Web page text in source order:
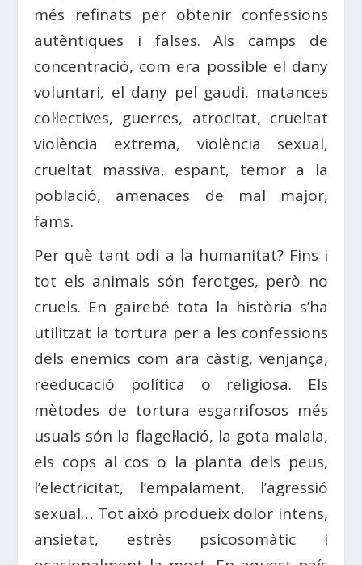
més refinats per obtenir confessions
autèntiques i falses. Als camps de
concentració, com era possible el dany
voluntari, el dany pel gaudi, matances
col·lectives, guerres, atrocitat, crueltat
violència extrema, violència sexual,
crueltat massiva, espant, temor a la
població, amenaces de mal major,
fams.
Per què tant odi a la humanitat? Fins i
tot els animals són ferotges, però no
cruels. En gairebé tota la història s’ha
utilitzat la tortura per a les confessions
dels enemics com ara càstig, venjança,
reeducació política o religiosa. Els
mètodes de tortura esgarrifosos més
usuals són la flagel·lació, la gota malaia,
els cops al cos o la planta dels peus,
l’electricitat, l’empalament, l’agressió
sexual… Tot això produeix dolor intens,
ansietat, estrès psicosomàtic i